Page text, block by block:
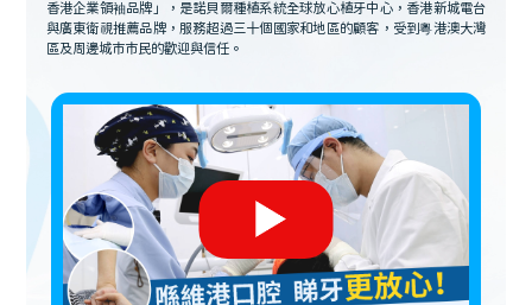
香港企業領袖品牌」，是諾貝爾種植系統全球放心植牙中心，香港新城電台
與廣東衛視推薦品牌，服務超過三十個國家和地區的顧客，受到粵港澳大灣
區及周邊城市市民的歡迎與信任。